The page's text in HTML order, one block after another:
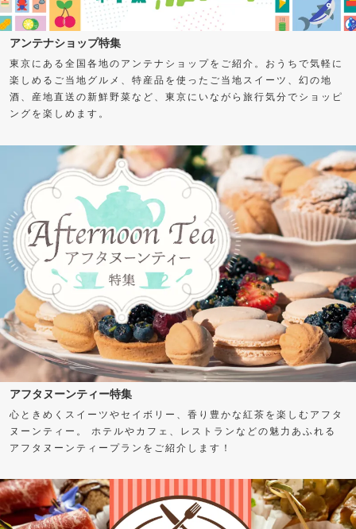
アンテナショップ特集
東京にある全国各地のアンテナショップをご紹介。おうちで気軽に
楽しめるご当地グルメ、特産品を使ったご当地スイーツ、幻の地
酒、産地直送の新鮮野菜など、東京にいながら旅行気分でショッピ
ングを楽しめます。
アフタヌーンティー特集
心ときめくスイーツやセイボリー、香り豊かな紅茶を楽しむアフタ
ヌーンティー。 ホテルやカフェ、レストランなどの魅力あふれる
アフタヌーンティープランをご紹介します！